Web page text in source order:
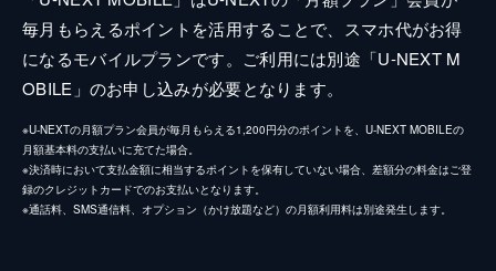
毎月もらえるポイントを活用することで、スマホ代がお得
になるモバイルプランです。ご利用には別途「U-NEXT M
OBILE」のお申し込みが必要となります。
※U-NEXTの月額プラン会員が毎月もらえる1,200円分のポイントを、U-NEXT MOBILEの
月額基本料の支払いに充てた場合。
※決済時において支払金額に相当するポイントを保有していない場合、差額分の料金はご登
録のクレジットカードでのお支払いとなります。
※通話料、SMS通信料、オプション（かけ放題など）の月額利用料は別途発生します。